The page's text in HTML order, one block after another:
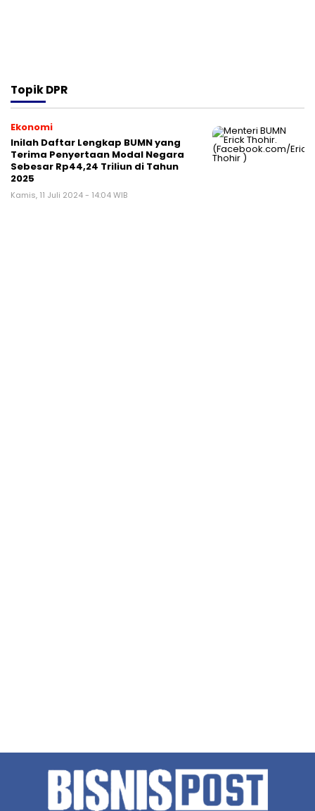
TopikDPR
Ekonomi
Inilah Daftar Lengkap BUMN yang
Terima Penyertaan Modal Negara
Sebesar Rp44,24 Triliun di Tahun
2025
Kamis, 11 Juli 2024 - 14:04 WIB